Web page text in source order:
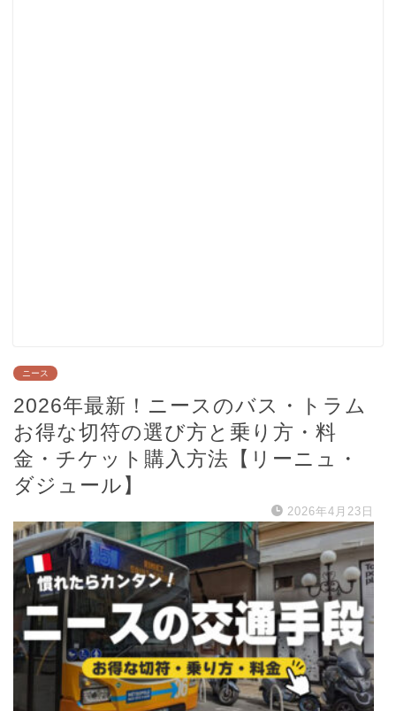
ニース
2026年最新！ニースのバス・トラム
お得な切符の選び方と乗り方・料
金・チケット購入方法【リーニュ・
ダジュール】
2026年4月23日